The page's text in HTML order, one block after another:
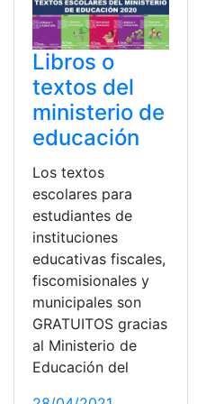
Libros o
textos del
ministerio de
educación
Los textos
escolares para
estudiantes de
instituciones
educativas fiscales,
fiscomisionales y
municipales son
GRATUITOS gracias
al Ministerio de
Educación del